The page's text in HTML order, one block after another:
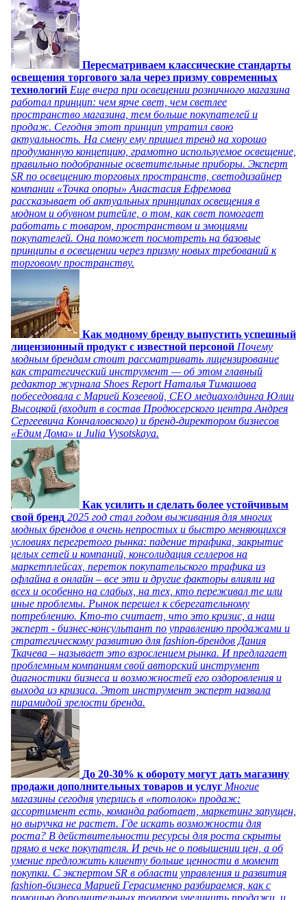
Пересматриваем классические стандарты
освещения торгового зала через призму современных
технологий Еще вчера при освещении розничного магазина
работал принцип: чем ярче свет, чем светлее
пространство магазина, тем больше покупателей и
продаж. Сегодня этот принцип утратил свою
актуальность. На смену ему пришел тренд на хорошо
продуманную концепцию, грамотно используемое освещение,
правильно подобранные осветительные приборы. Эксперт
SR по освещению торговых пространств, светодизайнер
компании «Точка опоры» Анастасия Ефремова
рассказывает об актуальных принципах освещения в
модном и обувном ритейле, о том, как свет помогает
работать с товаром, пространством и эмоциями
покупателей. Она поможет посмотреть на базовые
принципы в освещении через призму новых требований к
торговому пространству.
Как модному бренду выпустить успешный
лицензионный продукт с известной персоной Почему
модным брендам стоит рассматривать лицензирование
как стратегический инструмент — об этом главный
редактор журнала Shoes Report Наталья Тимашова
побеседовала с Марией Козеевой, СЕО медиахолдинга Юлии
Высоцкой (входит в состав Продюсерского центра Андрея
Сергеевича Кончаловского) и бренд-директором бизнесов
«Едим Дома» и Julia Vysotskaya.
Как усилить и сделать более устойчивым
свой бренд 2025 год стал годом выживания для многих
модных брендов в очень непростых и быстро меняющихся
условиях перегретого рынка: падение трафика, закрытие
целых сетей и компаний, консолидация селлеров на
маркетплейсах, переток покупательского трафика из
офлайна в онлайн – все эти и другие факторы влияли на
всех и особенно на слабых, на тех, кто переживал те или
иные проблемы. Рынок перешел к сберегательному
потреблению. Кто-то считает, что это кризис, а наш
эксперт - бизнес-консультант по управлению продажами и
стратегическому развитию для fashion-брендов Дания
Ткачева – называет это взрослением рынка. И предлагает
проблемным компаниям свой авторский инструмент
диагностики бизнеса и возможностей его оздоровления и
выхода из кризиса. Этот инструмент эксперт назвала
пирамидой зрелости бренда.
До 20-30% к обороту могут дать магазину
продажи дополнительных товаров и услуг Многие
магазины сегодня уперлись в «потолок» продаж:
ассортимент есть, команда работает, маркетинг запущен,
но выручка не растет. Где искать возможности для
роста? В действительности ресурсы для роста скрыты
прямо в чеке покупателя. И речь не о повышении цен, а об
умение предложить клиенту больше ценности в момент
покупки. С экспертом SR в области управления и развития
fashion-бизнеса Марией Герасименко разбираемся, как с
помощью дополнительных товаров увеличить продажи, и